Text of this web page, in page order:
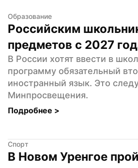
Образование
Российским
предметов с 2027
В России хотят ввести в
программу обязательный
иностранный язык. Это
Минпросвещения.
Подробнее >
Спорт
В Новом Уренгое